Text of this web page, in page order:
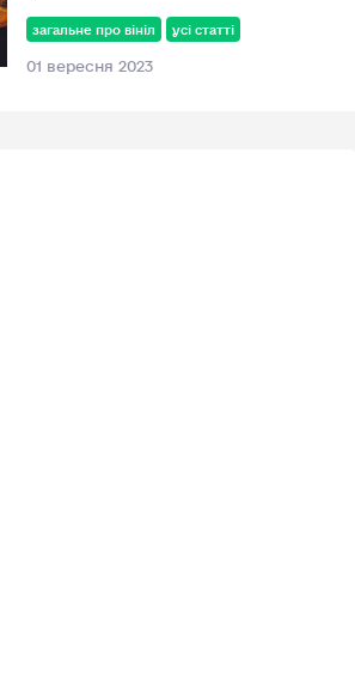
загальне про вініл усі статті
01 вересня 2023